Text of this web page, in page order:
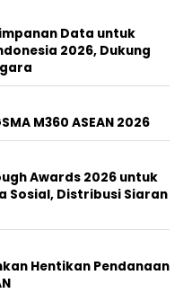
Data untuk
2026, Dukung
M360 ASEAN 2026
Awards 2026 untuk
Sosial, Distribusi Siaran
Hentikan Pendanaan